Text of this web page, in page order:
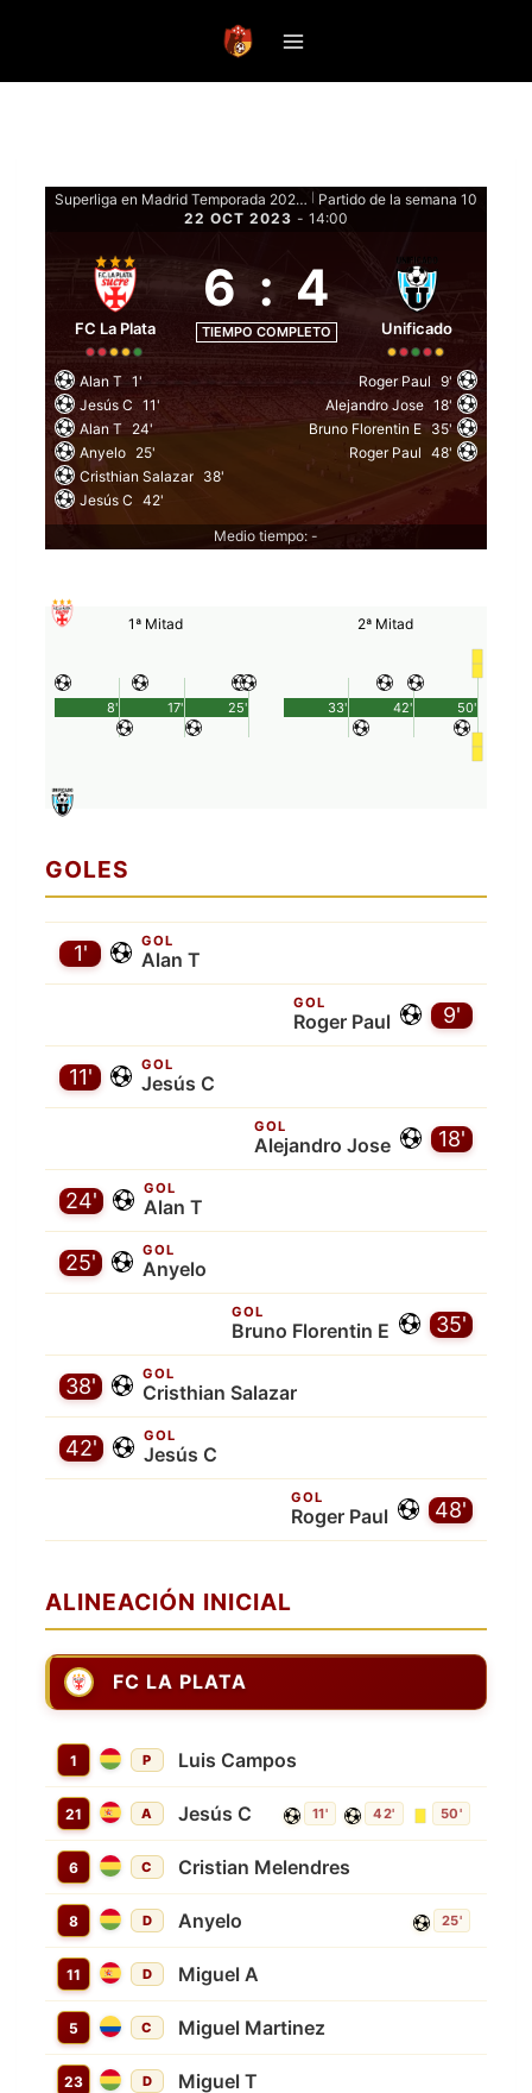
Superliga en Madrid Temporada 2023 Clausura - Fase de grupos
Partido de la semana 10
22 OCT 2023 - 14:00
FC La Plata
6 : 4
TIEMPO COMPLETO Unificado
Alan T 1'
Jesús C 11'
Alan T 24'
Anyelo 25'
Cristhian Salazar 38'
Jesús C 42'
Roger Paul 9'
Alejandro Jose 18'
Bruno Florentin E 35'
Roger Paul 48'
Medio tiempo: -
1ª Mitad
25'
8' 17'
2ª Mitad
50'
33' 42'
GOLES
GOL
Alan T
1'
9'
GOL
Roger Paul
GOL
Jesús C
11'
18'
GOL
Alejandro Jose
GOL
Alan T
24'
GOL
Anyelo
25'
35'
GOL
Bruno Florentin E
GOL
Cristhian Salazar
38'
GOL
Jesús C
42'
48'
GOL
Roger Paul
ALINEACIÓN INICIAL
FC LA PLATA
1 P Luis Campos
21 A Jesús C 11' 42' 50'
6 C Cristian Melendres
8 D Anyelo 25'
11 D Miguel A
5 C Miguel Martinez
23 D Miguel T